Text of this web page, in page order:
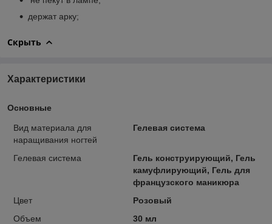
держат арку;
Скрыть
Характеристики
Основные
Вид материала для
наращивания ногтей
Гелевая система
Гелевая система
Гель конструирующий, Гель
камуфлирующий, Гель для
французского маникюра
Цвет
Розовый
Объем
30 мл